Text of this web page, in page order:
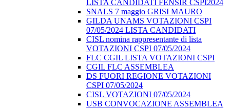
LISTA CANDIDATI FENSIR CSPI2024
SNALS 7 maggio GRISI MAURO
GILDA UNAMS VOTAZIONI CSPI
07/05/2024 LISTA CANDIDATI
CISL nomina rappresentante di lista
VOTAZIONI CSPI 07/05/2024
FLC CGIL LISTA VOTAZIONI CSPI
CGIL FLC ASSEMBLEA
DS FUORI REGIONE VOTAZIONI
CSPI 07/05/2024
CISL VOTAZIONI 07/05/2024
USB CONVOCAZIONE ASSEMBLEA